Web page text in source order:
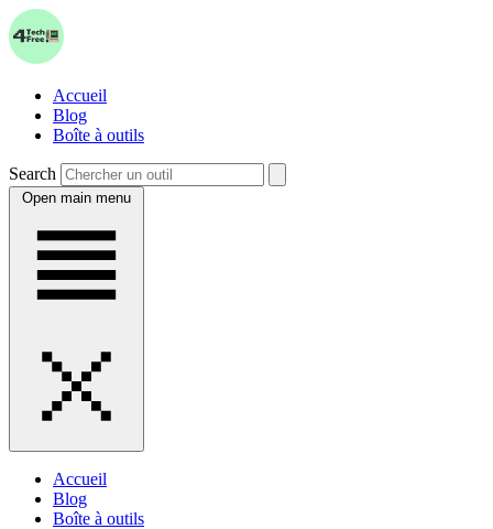
Accueil
Blog
Boîte à outils
Search
Open main menu
Accueil
Blog
Boîte à outils